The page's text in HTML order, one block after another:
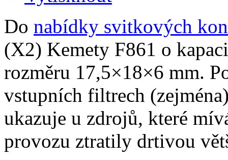
Do nabídky svitkových
(X2) Kemety F861 o
rozměru 17,5×18×6 mm.
vstupních filtrech
ukazuje u zdrojů, které
provozu ztratily drtivou